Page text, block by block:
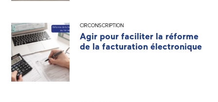
CIRCONSCRIPTION
Agir pour faciliter la réforme
de la facturation électronique